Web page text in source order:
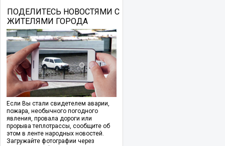
ПОДЕЛИТЕСЬ НОВОСТЯМИ С
ЖИТЕЛЯМИ ГОРОДА
Если Вы стали свидетелем аварии,
пожара, необычного погодного
явления, провала дороги или
прорыва теплотрассы, сообщите об
этом в ленте народных новостей.
Загружайте фотографии через